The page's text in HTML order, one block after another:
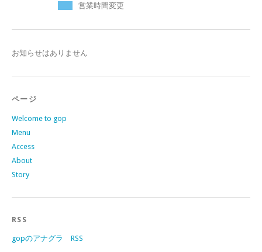
営業時間変更
お知らせはありません
ページ
Welcome to gop
Menu
Access
About
Story
RSS
gopのアナグラ RSS